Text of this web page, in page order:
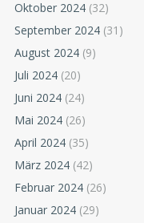
Oktober 2024 (32)
September 2024 (31)
August 2024 (9)
Juli 2024 (20)
Juni 2024 (24)
Mai 2024 (26)
April 2024 (35)
März 2024 (42)
Februar 2024 (26)
Januar 2024 (29)